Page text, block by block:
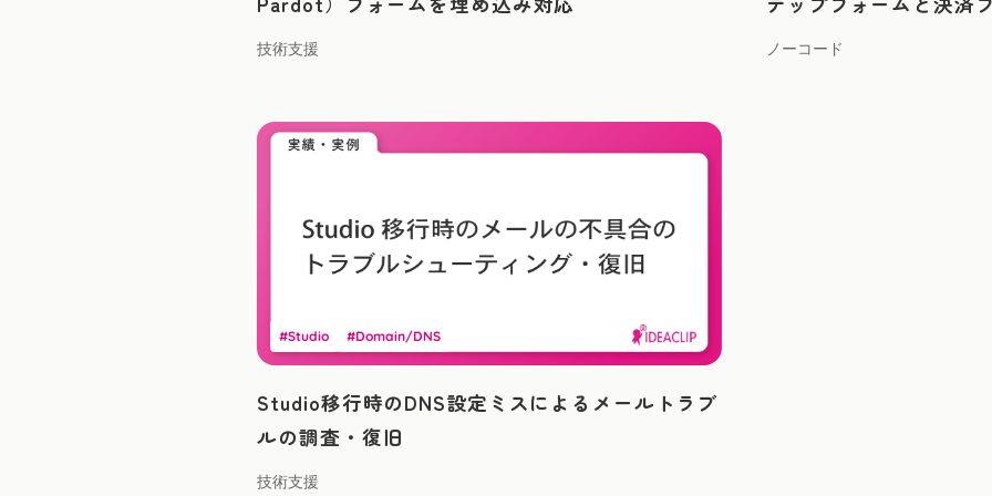
技術支援 ノーコード
#Studio #Domain/DNS
Studio移行時のDNS設定ミスによるメールトラブ
ルの調査・復旧
技術支援